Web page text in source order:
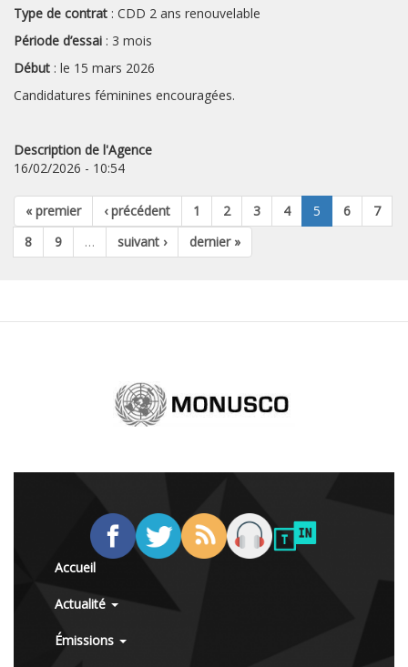
Type de contrat : CDD 2 ans renouvelable
Période d’essai : 3 mois
Début : le 15 mars 2026
Candidatures féminines encouragées.
Description de l'Agence
16/02/2026 - 10:54
« premier ‹ précédent 1 2 3 4 5 6
7
8
9 … suivant › dernier »
Accueil
Actualité
Émissions